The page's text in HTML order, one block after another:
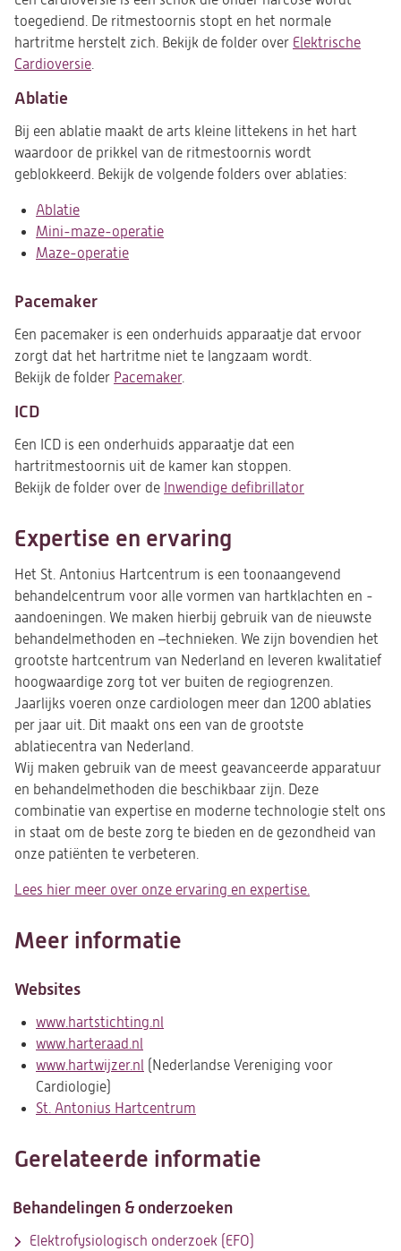
toegediend. De ritmestoornis stopt en het normale
hartritme herstelt zich. Bekijk de folder over Elektrische
Cardioversie.
Ablatie
Bij een ablatie maakt de arts kleine littekens in het hart
waardoor de prikkel van de ritmestoornis wordt
geblokkeerd. Bekijk de volgende folders over ablaties:
Ablatie
Mini-maze-operatie
Maze-operatie
Pacemaker
Een pacemaker is een onderhuids apparaatje dat ervoor
zorgt dat het hartritme niet te langzaam wordt.
Bekijk de folder Pacemaker.
ICD
Een ICD is een onderhuids apparaatje dat een
hartritmestoornis uit de kamer kan stoppen.
Bekijk de folder over de Inwendige defibrillator
Expertise en ervaring
Het St. Antonius Hartcentrum is een toonaangevend
behandelcentrum voor alle vormen van hartklachten en -
aandoeningen. We maken hierbij gebruik van de nieuwste
behandelmethoden en –technieken. We zijn bovendien het
grootste hartcentrum van Nederland en leveren kwalitatief
hoogwaardige zorg tot ver buiten de regiogrenzen.
Jaarlijks voeren onze cardiologen meer dan 1200 ablaties
per jaar uit. Dit maakt ons een van de grootste
ablatiecentra van Nederland.
Wij maken gebruik van de meest geavanceerde apparatuur
en behandelmethoden die beschikbaar zijn. Deze
combinatie van expertise en moderne technologie stelt ons
in staat om de beste zorg te bieden en de gezondheid van
onze patiënten te verbeteren.
Lees hier meer over onze ervaring en expertise.
Meer informatie
Websites
www.hartstichting.nl
een
tab)
www.harteraad.nl
in
nieuwe
www.hartwijzer.nl (opent
een
tab)
(Nederlandse Vereniging voor
Cardiologie)
St. Antonius Hartcentrum
Gerelateerde informatie
Behandelingen & onderzoeken
Elektrofysiologisch onderzoek (EFO)